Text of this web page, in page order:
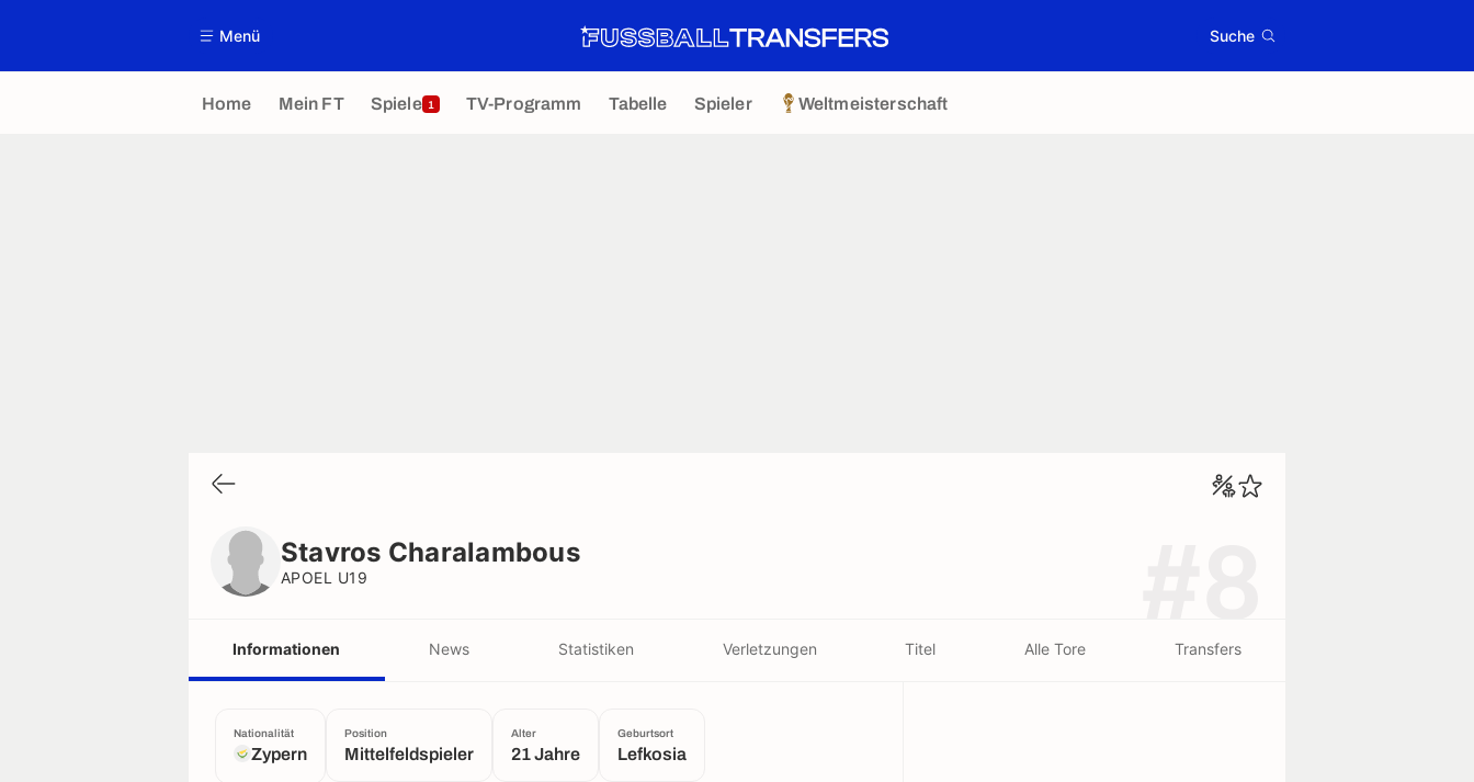
Menü Suche
Home Mein FT Spiele 1 TV-Programm Tabelle Spieler Weltmeisterschaft
Stavros Charalambous
APOEL U19
Informationen News Statistiken Verletzungen Titel Alle Tore Transfers
Nationalität
Zypern
Position
Mittelfeldspieler
Alter
21 Jahre
Geburtsort
Lefkosia